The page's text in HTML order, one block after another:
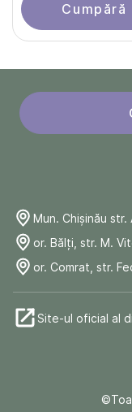
Cumpără
Mun. Chişinău
or. Bălți, str. M.
or. Comrat, str.
Site-ul oficial al